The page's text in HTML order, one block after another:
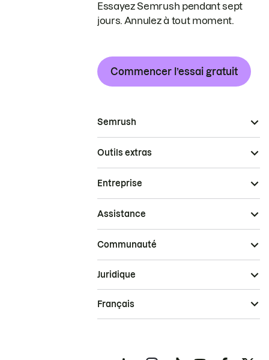
Essayez Semrush pendant sept
jours. Annulez à tout moment.
Commencer l’essai gratuit
Semrush
Outils extras
Entreprise
Assistance
Communauté
Juridique
Français